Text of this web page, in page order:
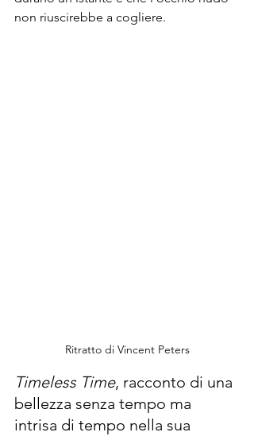
non riuscirebbe a cogliere.
Ritratto di Vincent Peters
Timeless Time, racconto di una
bellezza senza tempo ma
intrisa di tempo nella sua